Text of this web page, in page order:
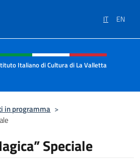
IT EN
social e menù
Italiano di Cultura di La Valletta
in programma >
Speciale